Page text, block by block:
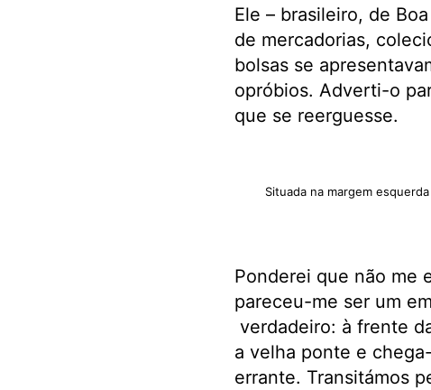
Ele – brasileiro, de
de mercadorias,
bolsas se
opróbios. Adverti-o
que se reerguesse.
Situada na margem
Ponderei que não me
pareceu-me ser um
verdadeiro: à frente
a velha ponte e
errante. Transitámos